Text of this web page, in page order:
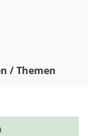
/ Themen